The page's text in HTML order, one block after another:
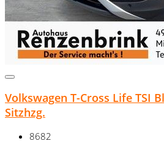
Volkswagen T-Cross Life TSI
Sitzhzg.
8682